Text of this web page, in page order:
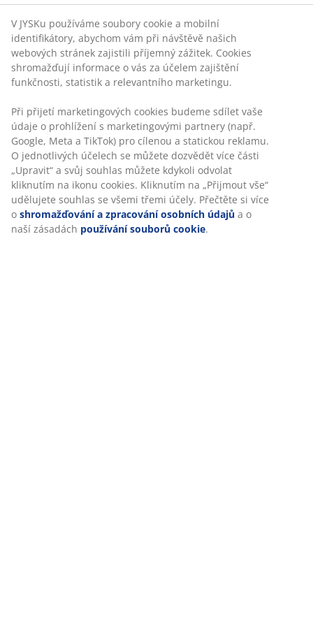
Garance ceny
30-denní garance ceny na všechny výrobky
Flexibilní možnosti doručení
Rychlá a snadná doprava podle vašich představ
Černý proutěný květináč z umělého ratanu a práškově
lakované oceli. Tento lehký, mrazuvzdorný květináč je
ideální pro vystavení všech druhů rostlin ve venkovních
prostorách. Lze snadno vytvořit drenážní otvor pro
snadné odtékání přebytečné vody. Š36×D36×V70 cm
Skladová položka: 6401840
V JYSKu používáme soubory cookie a mobilní
identifikátory, abychom vám při návštěvě našich
webových stránek zajistili příjemný zážitek. Cookies
shromažďují informace o vás za účelem zajištění
funkčnosti, statistik a relevantního marketingu.
Při přijetí marketingových cookies budeme sdílet vaše
údaje o prohlížení s marketingovými partnery (např.
Google, Meta a TikTok) pro cílenou a statickou reklamu.
O jednotlivých účelech se můžete dozvědět více části
„Upravit“ a svůj souhlas můžete kdykoli odvolat
kliknutím na ikonu cookies. Kliknutím na „Přijmout vše“
udělujete souhlas se všemi třemi účely. Přečtěte si více
o shromažďování a zpracování osobních údajů a o
naší zásadách používání souborů cookie.